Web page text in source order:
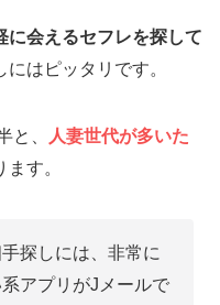
に会えるセフレを探して
はピッタリです。
と、
人妻世代が多いた
ます。
探しには、非常に
アプリがJメールで